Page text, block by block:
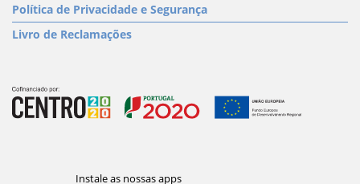
Política de Privacidade e Segurança
Livro de Reclamações